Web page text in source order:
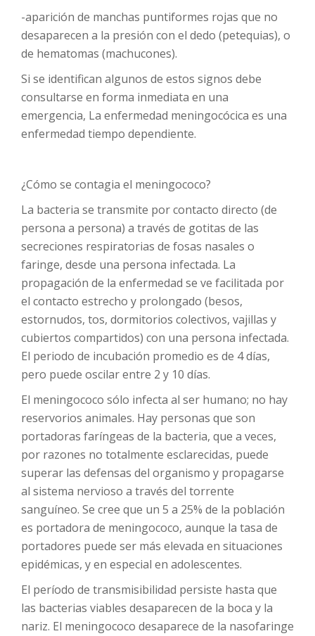
-aparición de manchas puntiformes rojas que no
desaparecen a la presión con el dedo (petequias), o
de hematomas (machucones).
Si se identifican algunos de estos signos debe
consultarse en forma inmediata en una
emergencia, La enfermedad meningocócica es una
enfermedad tiempo dependiente.
¿Cómo se contagia el meningococo?
La bacteria se transmite por contacto directo (de
persona a persona) a través de gotitas de las
secreciones respiratorias de fosas nasales o
faringe, desde una persona infectada. La
propagación de la enfermedad se ve facilitada por
el contacto estrecho y prolongado (besos,
estornudos, tos, dormitorios colectivos, vajillas y
cubiertos compartidos) con una persona infectada.
El periodo de incubación promedio es de 4 días,
pero puede oscilar entre 2 y 10 días.
El meningococo sólo infecta al ser humano; no hay
reservorios animales. Hay personas que son
portadoras faríngeas de la bacteria, que a veces,
por razones no totalmente esclarecidas, puede
superar las defensas del organismo y propagarse
al sistema nervioso a través del torrente
sanguíneo. Se cree que un 5 a 25% de la población
es portadora de meningococo, aunque la tasa de
portadores puede ser más elevada en situaciones
epidémicas, y en especial en adolescentes.
El período de transmisibilidad persiste hasta que
las bacterias viables desaparecen de la boca y la
nariz. El meningococo desaparece de la nasofaringe